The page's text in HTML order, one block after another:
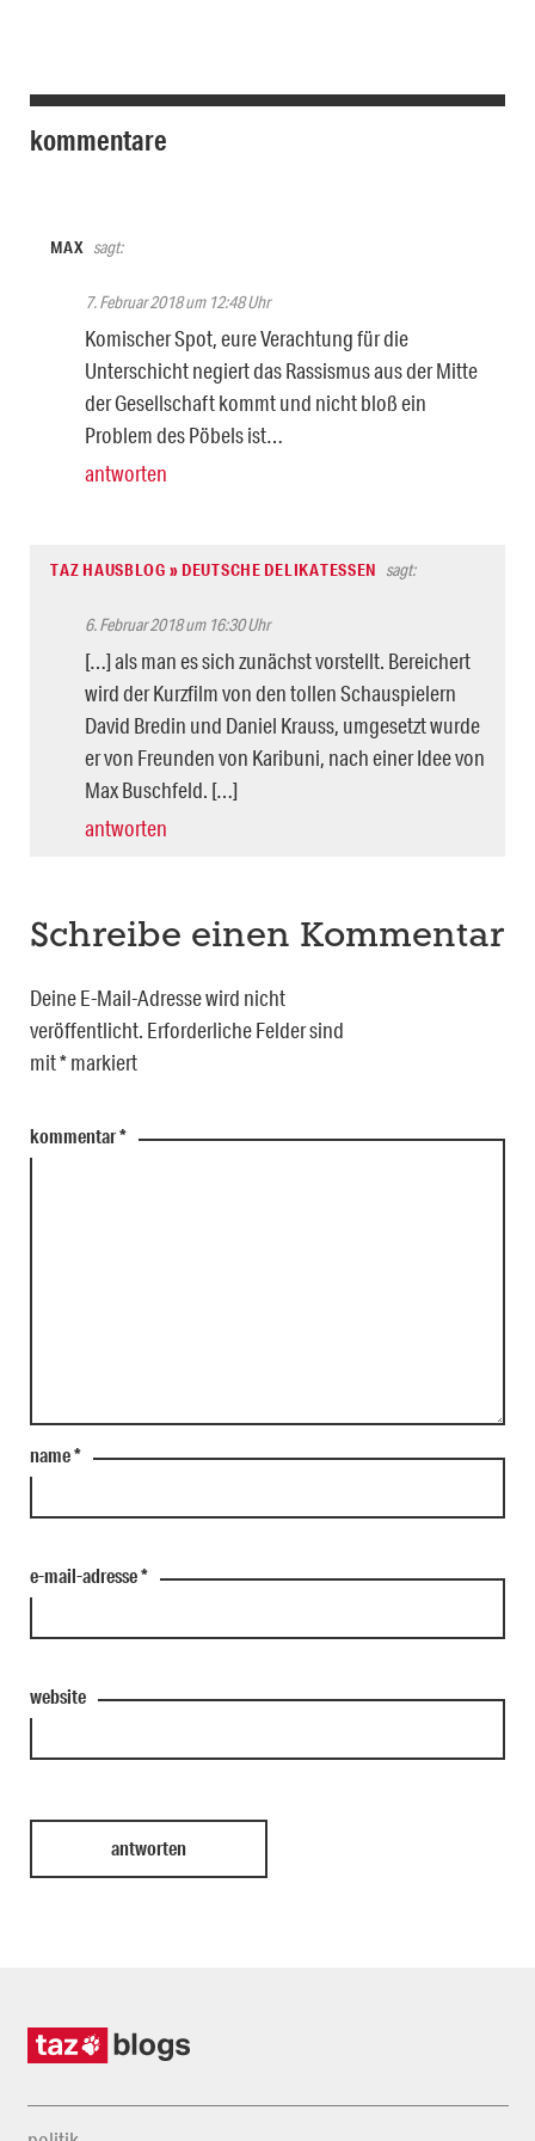
kommentare
MAX sagt:
7. Februar 2018 um 12:48 Uhr
Komischer Spot, eure Verachtung für die
Unterschicht negiert das Rassismus aus der Mitte
der Gesellschaft kommt und nicht bloß ein
Problem des Pöbels ist…
antworten
TAZ HAUSBLOG » DEUTSCHE DELIKATESSEN sagt:
6. Februar 2018 um 16:30 Uhr
[…] als man es sich zunächst vorstellt. Bereichert
wird der Kurzfilm von den tollen Schauspielern
David Bredin und Daniel Krauss, umgesetzt wurde
er von Freunden von Karibuni, nach einer Idee von
Max Buschfeld. […]
antworten
Schreibe einen Kommentar
Deine E-Mail-Adresse wird nicht
veröffentlicht. Erforderliche Felder sind
mit*markiert
kommentar*
name*
e-mail-adresse*
website